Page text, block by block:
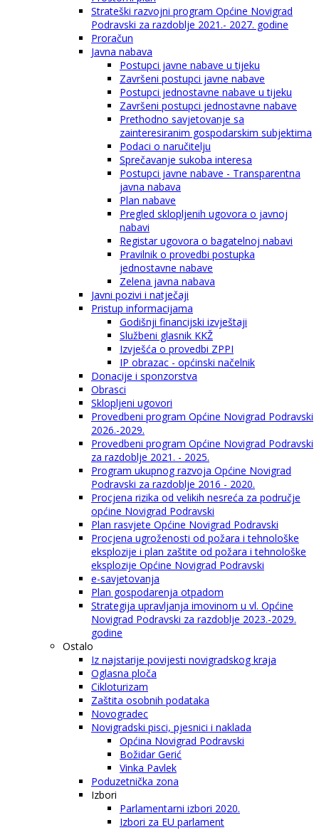
Strateški razvojni program Općine Novigrad
Podravski za razdoblje 2021.- 2027. godine
Proračun
Javna nabava
Postupci javne nabave u tijeku
Završeni postupci javne nabave
Postupci jednostavne nabave u tijeku
Završeni postupci jednostavne nabave
Prethodno savjetovanje sa
zainteresiranim gospodarskim subjektima
Podaci o naručitelju
Sprečavanje sukoba interesa
Postupci javne nabave - Transparentna
javna nabava
Plan nabave
Pregled sklopljenih ugovora o javnoj
nabavi
Registar ugovora o bagatelnoj nabavi
Pravilnik o provedbi postupka
jednostavne nabave
Zelena javna nabava
Javni pozivi i natječaji
Pristup informacijama
Godišnji financijski izvještaji
Službeni glasnik KKŽ
Izvješća o provedbi ZPPI
IP obrazac - općinski načelnik
Donacije i sponzorstva
Obrasci
Sklopljeni ugovori
Provedbeni program Općine Novigrad Podravski
2026.-2029.
Provedbeni program Općine Novigrad Podravski
za razdoblje 2021. - 2025.
Program ukupnog razvoja Općine Novigrad
Podravski za razdoblje 2016 - 2020.
Procjena rizika od velikih nesreća za područje
općine Novigrad Podravski
Plan rasvjete Općine Novigrad Podravski
Procjena ugroženosti od požara i tehnološke
eksplozije i plan zaštite od požara i tehnološke
eksplozije Općine Novigrad Podravski
e-savjetovanja
Plan gospodarenja otpadom
Strategija upravljanja imovinom u vl. Općine
Novigrad Podravski za razdoblje 2023.-2029.
godine
Ostalo
Iz najstarije povijesti novigradskog kraja
Oglasna ploča
Cikloturizam
Zaštita osobnih podataka
Novogradec
Novigradski pisci, pjesnici i naklada
Općina Novigrad Podravski
Božidar Gerić
Vinka Pavlek
Poduzetnička zona
Izbori
Parlamentarni izbori 2020.
Izbori za EU parlament